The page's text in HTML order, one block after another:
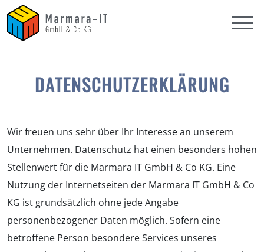
DATENSCHUTZERKLÄRUNG
Wir freuen uns sehr über Ihr Interesse an unserem
Unternehmen. Datenschutz hat einen besonders hohen
Stellenwert für die Marmara IT GmbH & Co KG. Eine
Nutzung der Internetseiten der Marmara IT GmbH & Co
KG ist grundsätzlich ohne jede Angabe
personenbezogener Daten möglich. Sofern eine
betroffene Person besondere Services unseres